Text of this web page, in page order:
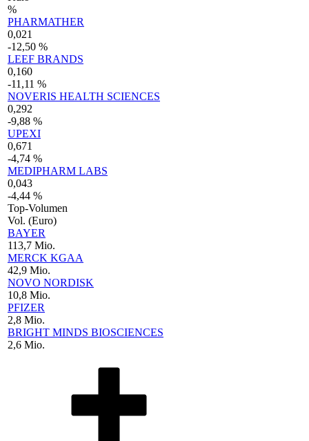
%
PHARMATHER
0,021
-12,50 %
LEEF BRANDS
0,160
-11,11 %
NOVERIS HEALTH SCIENCES
0,292
-9,88 %
UPEXI
0,671
-4,74 %
MEDIPHARM LABS
0,043
-4,44 %
Top-Volumen
Vol. (Euro)
BAYER
113,7 Mio.
MERCK KGAA
42,9 Mio.
NOVO NORDISK
10,8 Mio.
PFIZER
2,8 Mio.
BRIGHT MINDS BIOSCIENCES
2,6 Mio.